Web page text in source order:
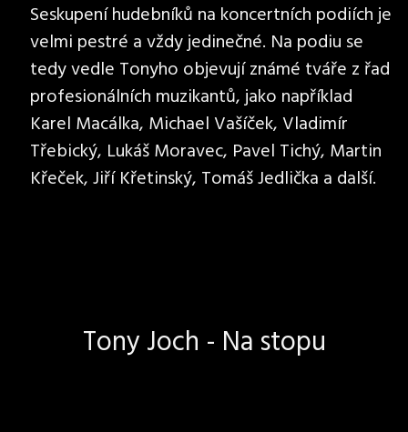
Seskupení hudebníků na koncertních podiích je
velmi pestré a vždy jedinečné. Na podiu se
tedy vedle Tonyho objevují známé tváře z řad
profesionálních muzikantů, jako například
Karel Macálka, Michael Vašíček, Vladimír
Třebický, Lukáš Moravec, Pavel Tichý, Martin
Křeček, Jiří Křetinský, Tomáš Jedlička a další.
Tony Joch - Na stopu